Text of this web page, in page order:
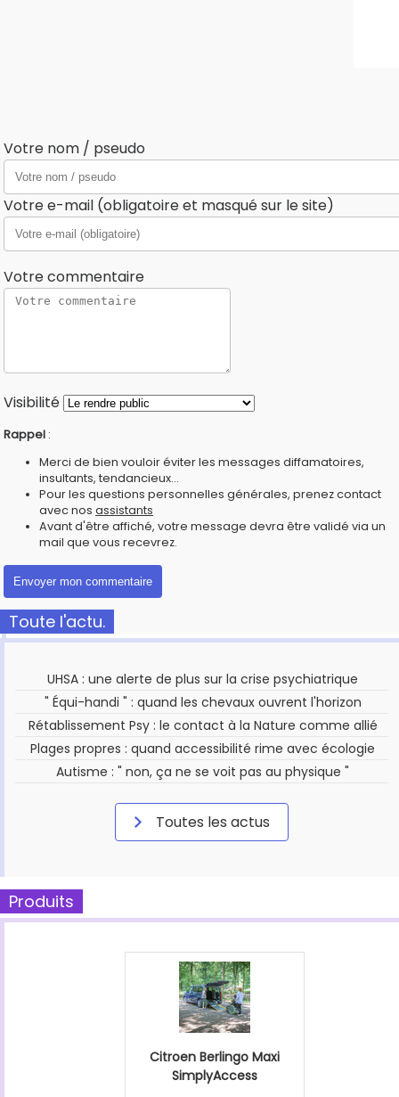
Votre nom / pseudo
Votre e-mail (obligatoire et masqué sur le site)
Votre commentaire
Visibilité
Rappel :
Merci de bien vouloir éviter les messages diffamatoires,
insultants, tendancieux...
Pour les questions personnelles générales, prenez contact
avec nos assistants
Avant d'être affiché, votre message devra être validé via un
mail que vous recevrez.
Toute l'actu.
UHSA : une alerte de plus sur la crise psychiatrique
" Équi-handi " : quand les chevaux ouvrent l'horizon
Rétablissement Psy : le contact à la Nature comme allié
Plages propres : quand accessibilité rime avec écologie
Autisme : " non, ça ne se voit pas au physique "
Toutes les actus
Produits
Citroen Berlingo Maxi
SimplyAccess